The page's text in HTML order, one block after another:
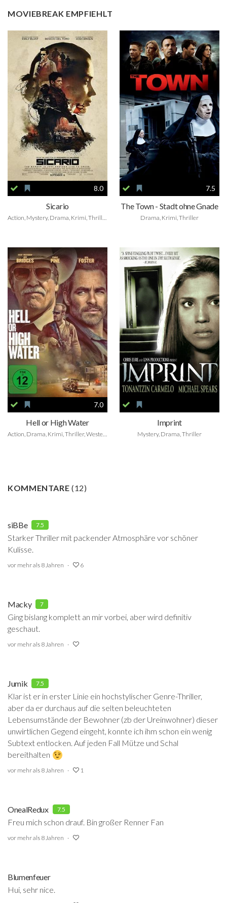
MOVIEBREAK EMPFIEHLT
8.0
Sicario
7.5
The Town - Stadt ohne Gnade
Drama, Krimi, Thriller
7.0
Hell or High Water
Action, Drama, Krimi, Thriller, Western
Imprint
Mystery, Drama, Thriller
KOMMENTARE(12)
siBBe 7.5
Starker Thriller mit packender Atmosphäre vor schöner
Kulisse.
vor mehr als 8 Jahren 6
Macky 7
Ging bislang komplett an mir vorbei, aber wird definitiv
geschaut.
vor mehr als 8 Jahren
Jumik 7.5
Klar ist er in erster Linie ein hochstylischer Genre-Thriller,
aber da er durchaus auf die selten beleuchteten
Lebensumstände der Bewohner (zb der Ureinwohner) dieser
unwirtlichen Gegend eingeht, konnte ich ihm schon ein wenig
Subtext entlocken. Auf jeden Fall Mütze und Schal
bereithalten
vor mehr als 8 Jahren 1
OnealRedux 7.5
Freu mich schon drauf. Bin großer Renner Fan
vor mehr als 8 Jahren
Blumenfeuer
Hui, sehr nice.